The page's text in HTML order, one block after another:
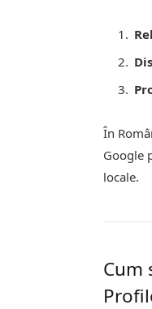
În
Google
locale.
Cum